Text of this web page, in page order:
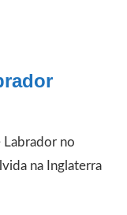
Labrador no
na Inglaterra